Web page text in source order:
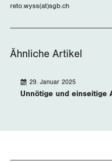
reto.wyss(at)sgb.ch
Ähnliche Artikel
Unnötige und einseitige
29. Januar 2025